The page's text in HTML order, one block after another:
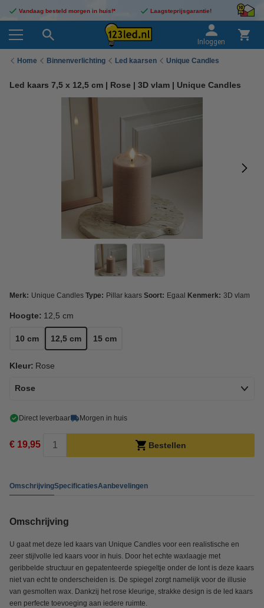
Vandaag besteld morgen in huis!* Laagsteprijsgarantie!
Inloggen
Home Binnenverlichting Led kaarsen Unique Candles
Led kaars 7,5 x 12,5 cm | Rose | 3D vlam | Unique Candles
Merk: Unique Candles Type: Pillar kaars Soort: Egaal Kenmerk: 3D vlam
Hoogte: 12,5 cm
10 cm 12,5 cm 15 cm
Kleur: Rose
Rose
Direct leverbaar Morgen in huis
€ 19,95 Bestellen
OmschrijvingSpecificatiesAanbevelingen
Omschrijving
U gaat met deze led kaars van Unique Candles voor een realistische en
zeer stijlvolle led kaars voor in huis. Door het echte waxlaagje met
geribbelde structuur en gepatenteerde spiegeltje onder de lont is deze kaars
niet van echt te onderscheiden is. De spiegel zorgt namelijk voor de illusie
van gesmolten wax. Dankzij het rose kleurige, strakke design is de led kaars
een perfecte toevoeging aan iedere ruimte.